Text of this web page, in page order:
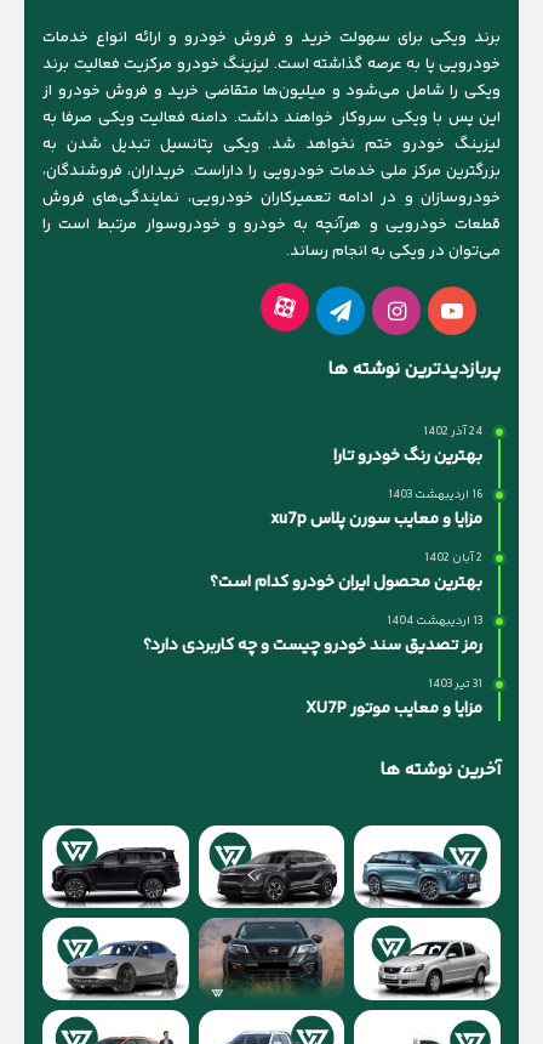
برند ویکی برای سهولت خرید و فروش خودرو و ارائه انواع خدمات
خودرویی پا به عرصه گذاشته است. لیزینگ خودرو مرکزیت فعالیت برند
ویکی را شامل می‌شود و میلیون‌ها متقاضی خرید و فروش خودرو از
این پس با ویکی سروکار خواهند داشت. دامنه فعالیت ویکی صرفا به
لیزینگ خودرو ختم نخواهد شد. ویکی پتانسیل تبدیل شدن به
بزرگترین مرکز ملی خدمات خودرویی را داراست. خریداران، فروشندگان،
خودروسازان و در ادامه تعمیرکاران خودرویی، نمایندگی‌های فروش
قطعات خودرویی و هرآنچه به خودرو و خودروسوار مرتبط است را
می‌توان در ویکی به انجام رساند.
یوتیوباینستاگرام
تلگرام آپارات
پربازدیدترین نوشته ها
24 آذر 1402
بهترین رنگ خودرو تارا
16 اردیبهشت 1403
مزایا و معایب سورن پلاس xu7p
2 آبان 1402
بهترین محصول ایران خودرو کدام است؟
13 اردیبهشت 1404
رمز تصدیق سند خودرو چیست و چه کاربردی دارد؟
31 تیر 1403
مزایا و معایب موتور XU7P
آخرین نوشته ها